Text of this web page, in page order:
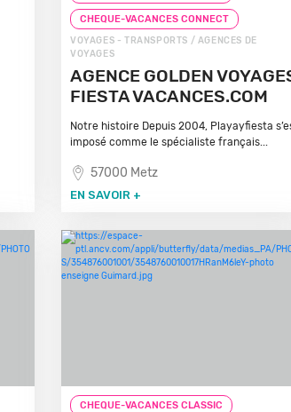
CHEQUE-VACANCES CONNECT
VOYAGES - TRANSPORTS / AGENCES DE
VOYAGES
AGENCE GOLDEN
FIESTA VACANCES.COM
Notre histoire Depuis 2004, Playayfiesta
imposé comme le spécialiste français...
57000 Metz
EN SAVOIR +
CHEQUE-VACANCES CLASSIC